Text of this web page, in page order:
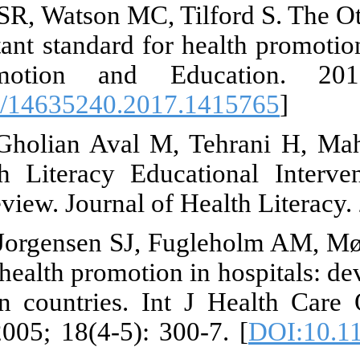
3. Thompson
still an
Health
[
4. Olyani S,
Mental
Systematic
5. Groene
Standards
nine
Health Serv